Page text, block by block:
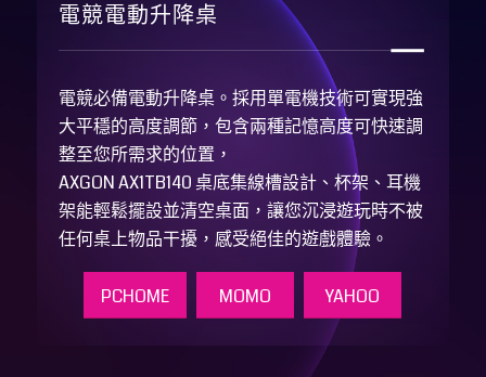
電競電動升降桌
電競必備電動升降桌。採用單電機技術可實現強
大平穩的高度調節，包含兩種記憶高度可快速調
整至您所需求的位置，
AXGON AX1TB140 桌底集線槽設計、杯架、耳機
架能輕鬆擺設並清空桌面，讓您沉浸遊玩時不被
任何桌上物品干擾，感受絕佳的遊戲體驗。
PCHOME MOMO YAHOO